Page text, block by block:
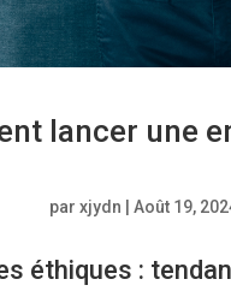
lancer une
par xjydn Août 19,
éthiques :